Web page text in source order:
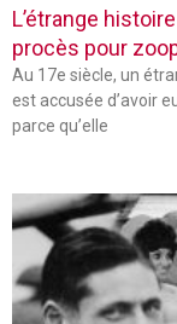
L’étrange
procès pour
Au 17e siècle, un
est accusée d’avoir
parce qu’elle